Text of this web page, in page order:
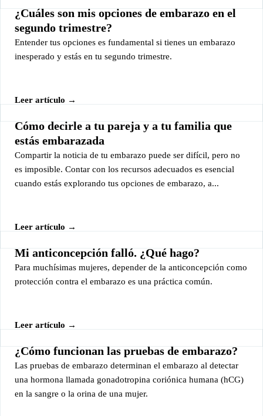
¿Cuáles son mis opciones de embarazo en el
segundo trimestre?
Entender tus opciones es fundamental si tienes un embarazo
inesperado y estás en tu segundo trimestre.
Leer artículo →
Cómo decirle a tu pareja y a tu familia que
estás embarazada
Compartir la noticia de tu embarazo puede ser difícil, pero no
es imposible. Contar con los recursos adecuados es esencial
cuando estás explorando tus opciones de embarazo, a...
Leer artículo →
Mi anticoncepción falló. ¿Qué hago?
Para muchísimas mujeres, depender de la anticoncepción como
protección contra el embarazo es una práctica común.
Leer artículo →
¿Cómo funcionan las pruebas de embarazo?
Las pruebas de embarazo determinan el embarazo al detectar
una hormona llamada gonadotropina coriónica humana (hCG)
en la sangre o la orina de una mujer.